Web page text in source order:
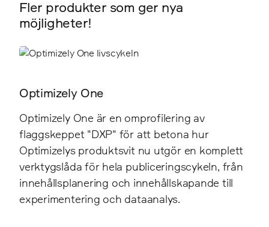
Fler produkter som ger nya
möjligheter!
Optimizely One
Optimizely One är en omprofilering av
flaggskeppet "DXP" för att betona hur
Optimizelys produktsvit nu utgör en komplett
verktygslåda för hela publiceringscykeln, från
innehållsplanering och innehållskapande till
experimentering och dataanalys.